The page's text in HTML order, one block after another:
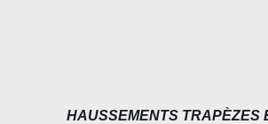
HAUSSEMENTS TRAPÈZES